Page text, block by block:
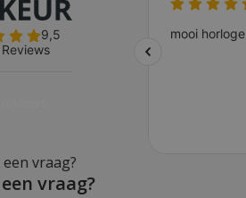
vraag?